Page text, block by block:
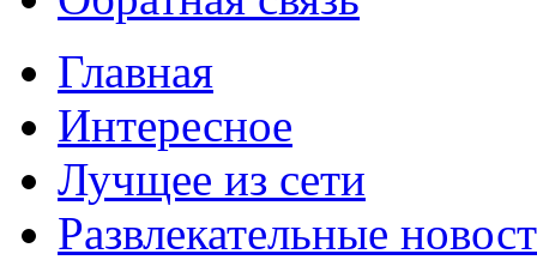
Главная
Интересное
Лучщее из сети
Развлекательные